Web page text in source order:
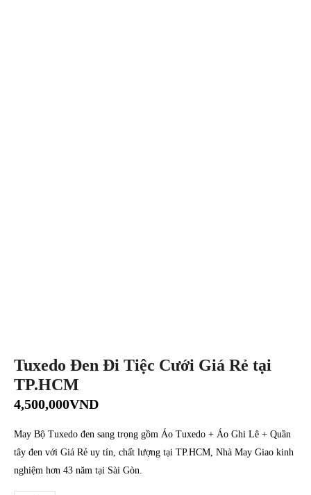
Tuxedo Đen Đi Tiệc Cưới Giá Rẻ tại
TP.HCM
4,500,000VND
May Bộ Tuxedo đen sang trọng gồm Áo Tuxedo + Áo Ghi Lê + Quần
tây đen với Giá Rẻ uy tín, chất lượng tại TP.HCM, Nhà May Giao kinh
nghiệm hơn 43 năm tại Sài Gòn.